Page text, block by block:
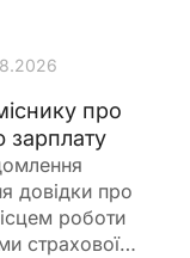
про
зарплату
довідки про
роботи
страхової